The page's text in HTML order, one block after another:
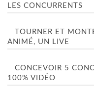
LES CONCURRENTS
TOURNER ET
ANIMÉ, UN LIVE
CONCEVOIR 5
100% VIDÉO